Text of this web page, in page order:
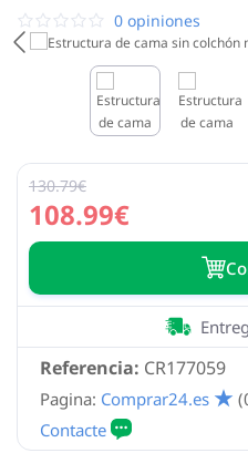
0 opiniones
108.99€
130.79€
Referencia: CR177059
Pagina: Comprar24.es